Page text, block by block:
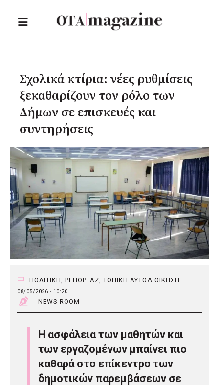
Σχολικά κτίρια: νέες ρυθμίσεις
ξεκαθαρίζουν τον ρόλο των
Δήμων σε επισκευές και
συντηρήσεις
ΠΟΛΙΤΙΚΗ ΡΕΠΟΡΤΑΖ ,ΤΟΠΙΚΗ ΑΥΤΟΔΙΟΙΚΗΣΗ
|
08/05/2026 · 10:20
NEWS ROOM
Η ασφάλεια των μαθητών και
των εργαζομένων μπαίνει πιο
καθαρά στο επίκεντρο των
δημοτικών παρεμβάσεων σε